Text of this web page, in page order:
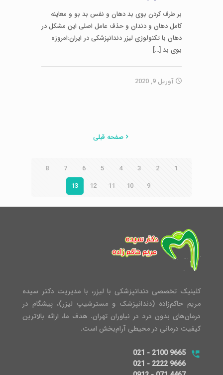
بر طرف کردن بوی بد دهان و نفس بد بو و معاینه
کامل دهان و دندان و حذف عامل اصلی این مشکل در
دهان با تکنولوژی لیزر دندانپزشکی در ایران:امروزه
بوی بد[…]
آوریل 9, 2020
صفحه قبلی
1
2
3
4
5
6
7
8
9
10
11
12
13
کلینیک تخصصی دندانپزشکی با لیزر، با مدیریت دکتر سیده
مریم حاکم‌زاده (دندانپزشک و مسترشیپ لیزر)، پیشگام در
درمان‌های بدون درد در نیاوران تهران. هدف ما، ارائه بالاترین
کیفیت درمانی در محیطی آرام‌بخش است.
021 - 2100 9665
021 - 2222 9666